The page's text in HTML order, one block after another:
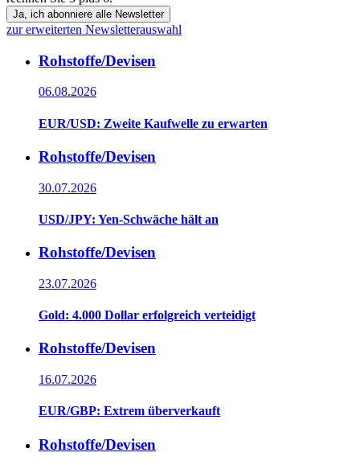
Ja, ich abonniere alle Newsletter
zur erweiterten Newsletterauswahl
Rohstoffe/Devisen
06.08.2026
EUR/USD: Zweite Kaufwelle zu erwarten
Rohstoffe/Devisen
30.07.2026
USD/JPY: Yen-Schwäche hält an
Rohstoffe/Devisen
23.07.2026
Gold: 4.000 Dollar erfolgreich verteidigt
Rohstoffe/Devisen
16.07.2026
EUR/GBP: Extrem überverkauft
Rohstoffe/Devisen